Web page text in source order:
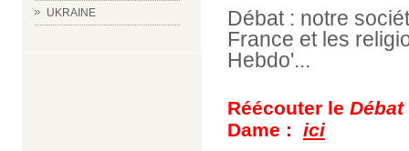
UKRAINE
Débat : notre
France et les
Hebdo'...
Réécouter le
Dame : ici